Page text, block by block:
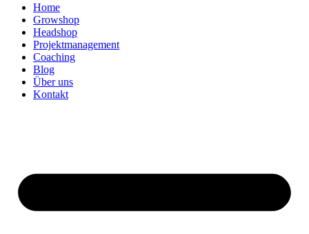
Home
Growshop
Headshop
Projektmanagement
Coaching
Blog
Über uns
Kontakt